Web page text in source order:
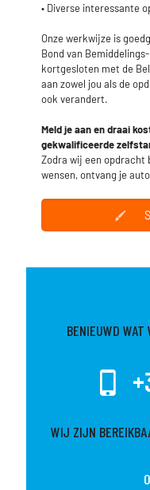
• Diverse interessante
Onze werkwijze is
Bond van
kortgesloten met de
aan zowel jou als de
ook verandert.
Meld je aan en draai
gekwalificeerde
Zodra wij een opdracht
wensen, ontvang je
BENIEUWD
WIJ ZIJN